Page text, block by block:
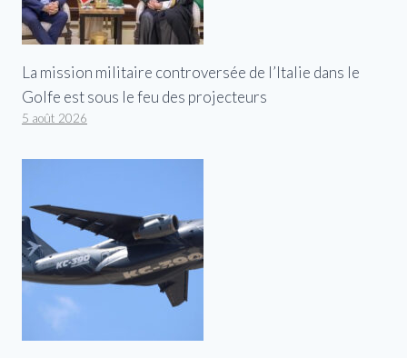
La mission militaire controversée de l’Italie dans le
Golfe est sous le feu des projecteurs
5 août 2026